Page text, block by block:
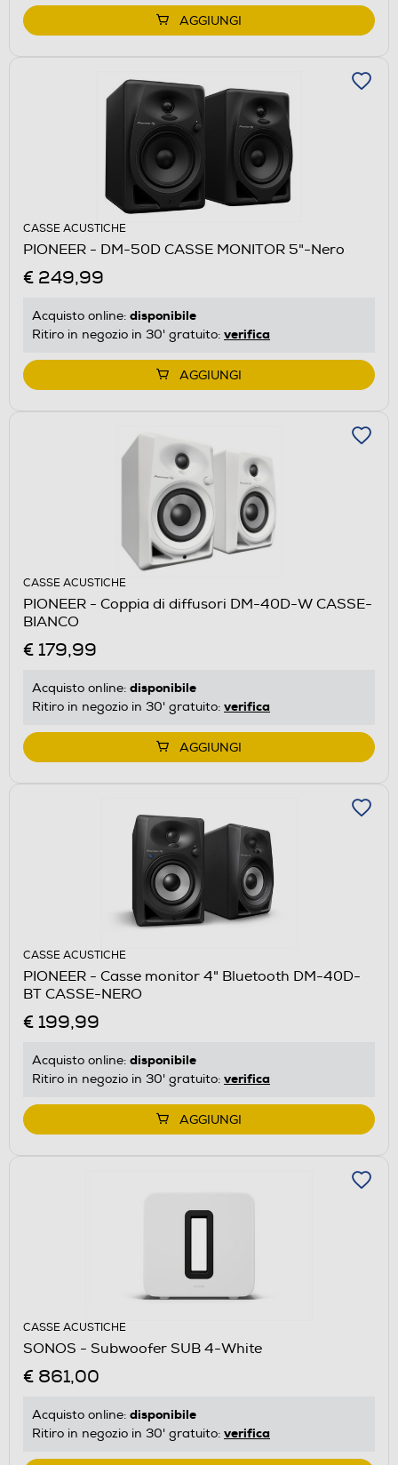
AGGIUNGI
CASSE ACUSTICHE
PIONEER - DM-50D CASSE MONITOR 5"-Nero
€ 249,99
Acquisto online: disponibile
Ritiro in negozio in 30' gratuito: verifica
AGGIUNGI
CASSE ACUSTICHE
PIONEER - Coppia di diffusori DM-40D-W CASSE-
BIANCO
€ 179,99
Acquisto online: disponibile
Ritiro in negozio in 30' gratuito: verifica
AGGIUNGI
CASSE ACUSTICHE
PIONEER - Casse monitor 4" Bluetooth DM-40D-
BT CASSE-NERO
€ 199,99
Acquisto online: disponibile
Ritiro in negozio in 30' gratuito: verifica
AGGIUNGI
CASSE ACUSTICHE
SONOS - Subwoofer SUB 4-White
€ 861,00
Acquisto online: disponibile
Ritiro in negozio in 30' gratuito: verifica